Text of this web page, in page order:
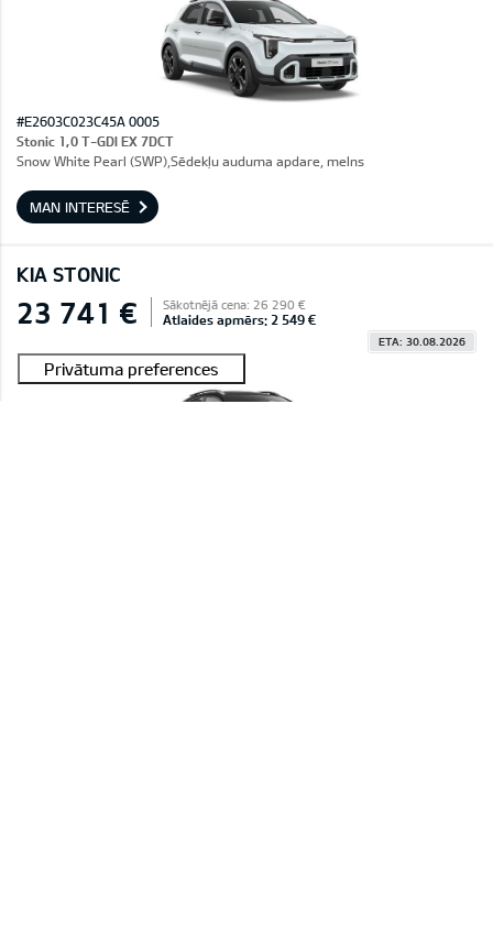
#E2603C023C45A 0005
Stonic 1,0 T-GDI EX 7DCT
Snow White Pearl (SWP),Sēdekļu auduma apdare, melns
MAN INTERESĒ
KIA STONIC
23 741 € Sākotnējā cena: 26 290 €
Atlaides apmērs: 2 549 €
ETA: 30.08.2026